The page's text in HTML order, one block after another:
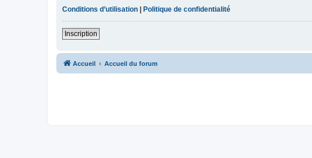
Conditions d’utilisation | Politique de confidentialité
Inscription
Accueil Accueil du forum